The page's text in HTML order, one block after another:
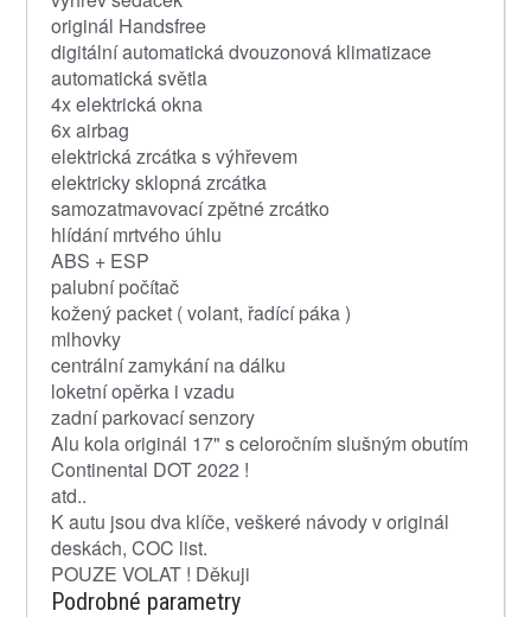
originál Handsfree
digitální automatická dvouzonová klimatizace
automatická světla
4x elektrická okna
6x airbag
elektrická zrcátka s výhřevem
elektricky sklopná zrcátka
samozatmavovací zpětné zrcátko
hlídání mrtvého úhlu
ABS + ESP
palubní počítač
kožený packet ( volant, řadící páka )
mlhovky
centrální zamykání na dálku
loketní opěrka i vzadu
zadní parkovací senzory
Alu kola originál 17" s celoročním slušným obutím
Continental DOT 2022 !
atd..
K autu jsou dva klíče, veškeré návody v originál
deskách, COC list.
POUZE VOLAT ! Děkuji
Podrobné parametry